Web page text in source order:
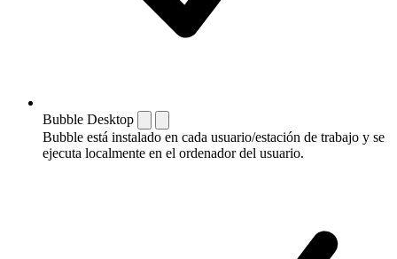
Bubble Desktop
Bubble está instalado en cada usuario/estación de trabajo y se
ejecuta localmente en el ordenador del usuario.